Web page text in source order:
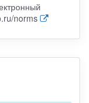
norms